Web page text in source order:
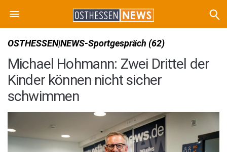
OSTHESSEN|NEWS-Sportgespräch (62)
Michael Hohmann: Zwei Drittel der
Kinder können nicht sicher
schwimmen